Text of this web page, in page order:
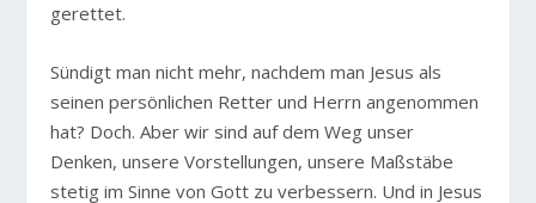
gerettet.
Sündigt man nicht mehr, nachdem man Jesus als
seinen persönlichen Retter und Herrn angenommen
hat? Doch. Aber wir sind auf dem Weg unser
Denken, unsere Vorstellungen, unsere Maßstäbe
stetig im Sinne von Gott zu verbessern. Und in Jesus